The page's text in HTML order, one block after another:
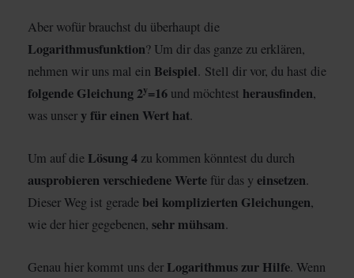
Aber wofür brauchst du überhaupt die
Logarithmusfunktion? Um dir das ganze zu erklären,
nehmen wir uns mal ein Beispiel. Stell dir vor, du hast die
folgende Gleichung 2y=16 und möchtest herausfinden,
was unser y für einen Wert hat.
Um auf die Lösung 4 zu kommen könntest du durch
ausprobieren verschiedene Werte für das y einsetzen.
Dieser Weg ist gerade bei komplizierten Gleichungen,
wie der hier gegebenen, sehr mühsam.
Genau hier kommt uns der Logarithmus zur Hilfe. Wenn